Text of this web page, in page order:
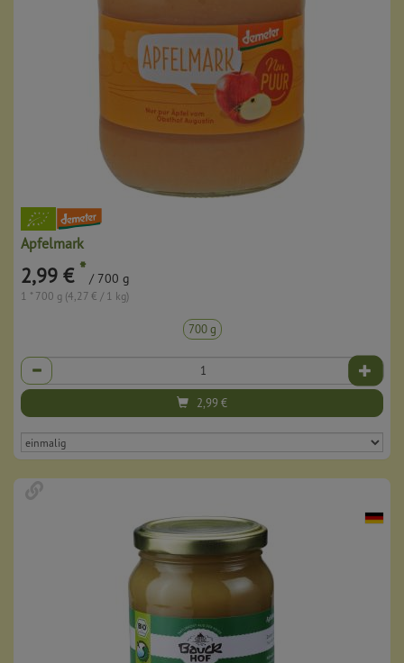
Apfelmark
2,99 € * / 700 g
1 * 700 g (4,27 € / 1 kg)
700 g
Anzahl
2,99€